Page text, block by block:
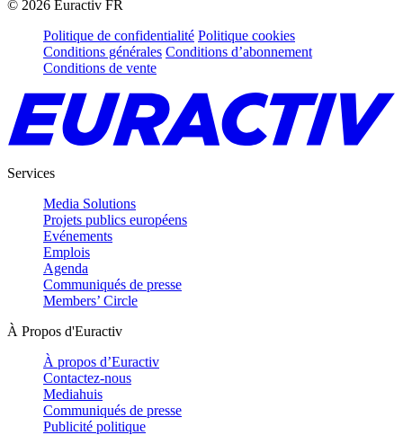
© 2026 Euractiv FR
Politique de confidentialité Politique cookies
Conditions générales Conditions d’abonnement
Conditions de vente
Services
Media Solutions
Projets publics européens
Evénements
Emplois
Agenda
Communiqués de presse
Members’ Circle
À Propos d'Euractiv
À propos d’Euractiv
Contactez-nous
Mediahuis
Communiqués de presse
Publicité politique